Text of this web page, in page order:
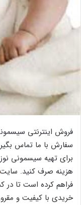
فروش اینترنتی
سفارش با ما تماس
برای تهیه سیسمونی
هزینه صرف کنید. سایت
فراهم کرده است تا در
خریدی با کیفیت و